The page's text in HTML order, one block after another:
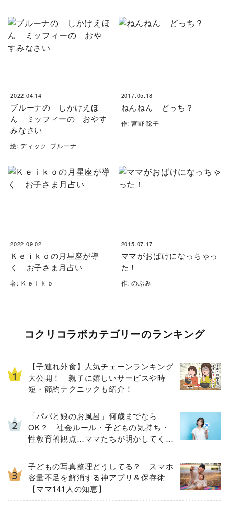
2022.04.14
ブルーナの しかけえほ
ん ミッフィーの おやす
みなさい
絵: ディック･ブルーナ
2017.05.18
ねんねん どっち？
作: 宮野 聡子
2022.09.02
Ｋｅｉｋｏの月星座が導
く お子さま月占い
著: Ｋｅｉｋｏ
2015.07.17
ママがおばけになっちゃっ
た！
作: のぶみ
コクリコラボカテゴリーのランキング
【子連れ外食】人気チェーンランキング
大公開！ 親子に嬉しいサービスや時
短・節約テクニックも紹介！
「パパと娘のお風呂」何歳までなら
OK？ 社会ルール・子どもの気持ち・
性教育的観点…ママたちが明かしてくれ
た「大切にしたいこと」
子どもの写真整理どうしてる？ スマホ
容量不足を解消する神アプリ＆保存術
【ママ141人の知恵】